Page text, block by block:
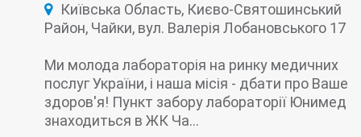
Гормональна лабораторія
Дослідження сечі
Імунологічна лабораторія
Інфекційна лабораторія
Лабораторія контролю анемії
Онкомаркери
ПЛР-тест на Covid-19 (коронавірус)
Пренатальна (дородова) діагностика
Серологічна лабораторія
Туберкульоз (діагностика і лікування)
Київська Область, Києво-Святошинський
Район, Чайки, вул. Валерія Лобановського 17
Ми молода лабораторія на ринку медичних
послуг України, і наша місія - дбати про Ваше
здоров'я! Пункт забору лабораторії Юнимед
знаходиться в ЖК Ча...